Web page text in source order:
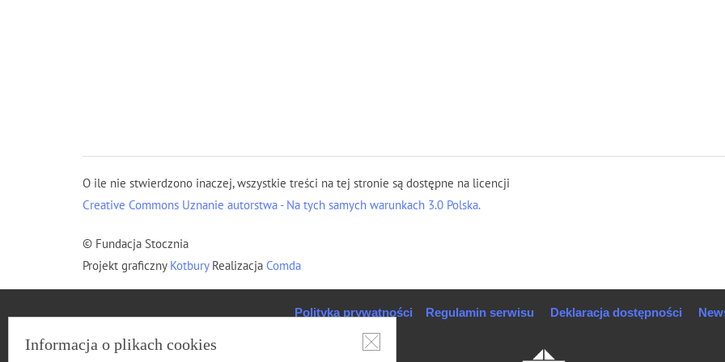
O ile nie stwierdzono inaczej, wszystkie treści na tej stronie są dostępne na licencji
Creative Commons Uznanie autorstwa - Na tych samych warunkach 3.0 Polska.
© Fundacja Stocznia
Projekt graficzny Kotbury Realizacja Comda
Informacja o plikach cookies
Polityka prywatności Regulamin serwisu Deklaracja dostępności